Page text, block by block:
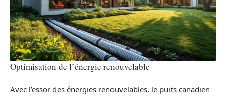
Optimisation de l’énergie renouvelable
Avec l’essor des énergies renouvelables, le puits canadien